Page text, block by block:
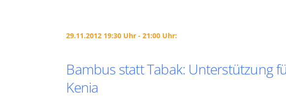
29.11.2012 19:30 Uhr - 21:00 Uhr:
Bambus statt Tabak: Unterstützung
Kenia